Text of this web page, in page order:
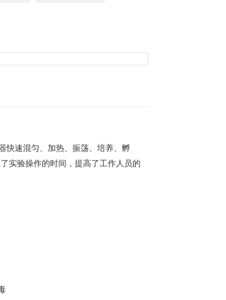
快速混匀、加热、振荡、培养、孵
实验操作的时间，提高了工作人员的